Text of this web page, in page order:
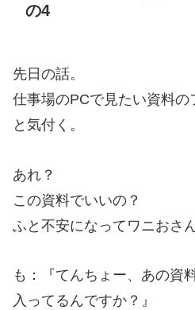
の4
先日の話。
仕事場のPCで見たい資料の
と気付く。
あれ？
この資料でいいの？
ふと不安になってワニおさ
も：『てんちょー、あの資
入ってるんですか？』